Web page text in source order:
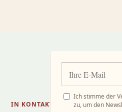
IN KONTAKT BLEIBEN
Ich stimme der
zu, um den